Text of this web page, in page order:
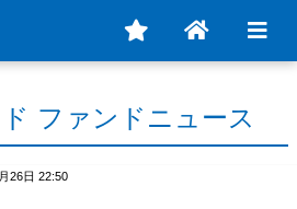
ファンドニュース
26日 22:50